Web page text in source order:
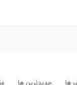
ها جدیدترین ها